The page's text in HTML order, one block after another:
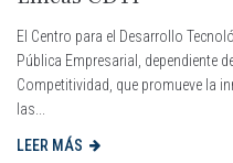
El Centro para el Desarrollo
Pública Empresarial, dependiente
Competitividad, que promueve la
las...
LEER MÁS